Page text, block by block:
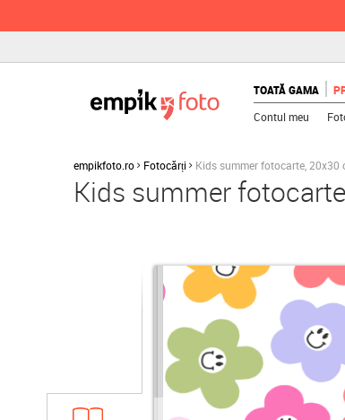
TOATĂ GAMA
Contul meu
empikfoto.ro Fotocărți Kids summer fotocarte, 20x30
Kids summer